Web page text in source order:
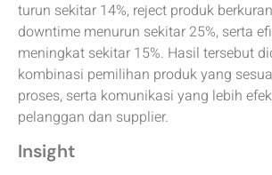
turun sekitar 14%, reject produk
downtime menurun sekitar 25%, serta
meningkat sekitar 15%. Hasil tersebut
kombinasi pemilihan produk yang
proses, serta komunikasi yang lebih
pelanggan dan supplier.
Insight